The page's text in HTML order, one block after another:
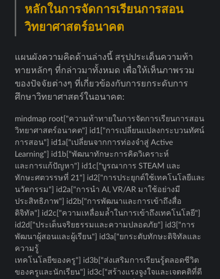
หลักในการจัดการเรียนการสอน
วิทยาศาสตร์อนาคต
แผนผังความคิดด้านล่างนี้ สรุปประเด็นความท้า
ทายหลักๆ ที่กล่าวมาทั้งหมด เพื่อให้เห็นภาพรวม
ของปัจจัยต่างๆ ที่เกี่ยวข้องกับการยกระดับการ
ศึกษาวิทยาศาสตร์ในอนาคต:
mindmap root["ความท้าทายในการจัดการเรียนการสอน
วิทยาศาสตร์อนาคต"] id1["การเปลี่ยนแปลงกระบวนทัศน์
การสอน"] id1a["เปลี่ยนจากการท่องจำสู่ Active
Learning"] id1b["พัฒนาทักษะการคิดวิเคราะห์
และการแก้ปัญหา"] id1c["บูรณาการ STEAM และ
ทักษะศตวรรษที่ 21"] id2["การประยุกต์ใช้เทคโนโลยีและ
นวัตกรรม"] id2a["การนำ AI, VR/AR มาใช้อย่างมี
ประสิทธิภาพ"] id2b["การพัฒนาและการเข้าถึงสื่อ
ดิจิทัล"] id2c["ความเหลื่อมล้ำในการเข้าถึงเทคโนโลยี"]
id2d["ประเด็นจริยธรรมและความปลอดภัย"] id3["การ
พัฒนาผู้สอนและผู้เรียน"] id3a["ยกระดับทักษะดิจิทัลและ
ความรู้
เทคโนโลยีของครู"] id3b["ส่งเสริมการเรียนรู้ตลอดชีวิต
ของครูและนักเรียน"] id3c["สร้างแรงจูงใจและเจตคติที่ดี